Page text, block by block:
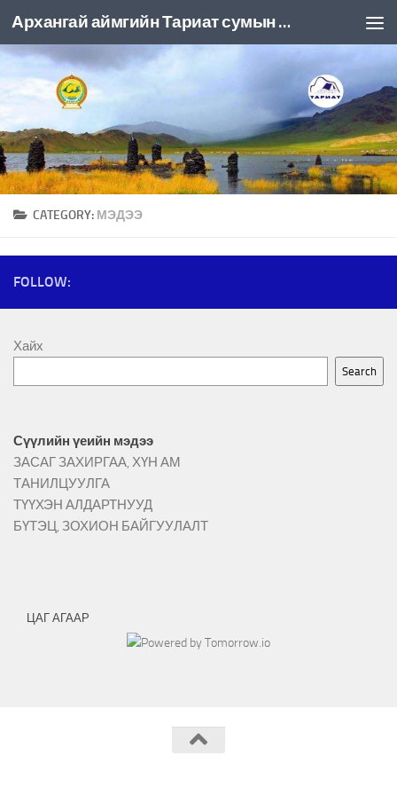
Skip to content Архангай аймгийн Тариат сумын ЗДТГ
CATEGORY: МЭДЭЭ
FOLLOW:
Хайх
Search
Сүүлийн үеийн мэдээ
ЗАСАГ ЗАХИРГАА, ХҮН АМ
ТАНИЛЦУУЛГА
ТҮҮХЭН АЛДАРТНУУД
БҮТЭЦ, ЗОХИОН БАЙГУУЛАЛТ
ЦАГ АГААР